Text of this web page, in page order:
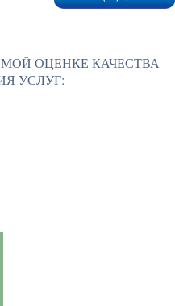
ОЦЕНКЕ КАЧЕСТВА
УСЛУГ: